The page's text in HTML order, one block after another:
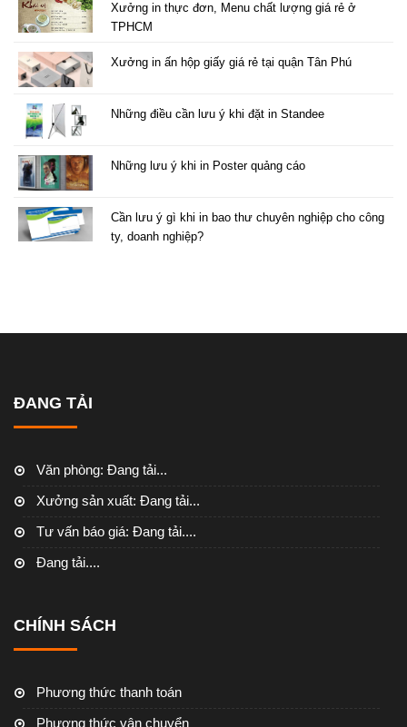
Xưởng in thực đơn, Menu chất lượng giá rẻ ở
TPHCM
Xưởng in ấn hộp giấy giá rẻ tại quận Tân Phú
Những điều cần lưu ý khi đặt in Standee
Những lưu ý khi in Poster quảng cáo
Cần lưu ý gì khi in bao thư chuyên nghiệp cho công
ty, doanh nghiệp?
ĐANG TẢI
Văn phòng: Đang tải...
Xưởng sản xuất: Đang tải...
Tư vấn báo giá: Đang tải....
Đang tải....
CHÍNH SÁCH
Phương thức thanh toán
Phương thức vận chuyển